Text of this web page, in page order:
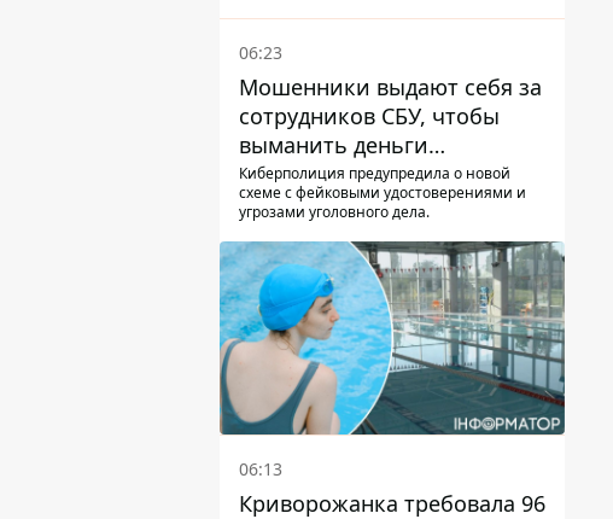
06:23
Мошенники выдают себя за
сотрудников СБУ, чтобы
выманить деньги
украинцев
Киберполиция предупредила о новой
схеме с фейковыми удостоверениями и
угрозами уголовного дела.
06:13
Криворожанка требовала 96